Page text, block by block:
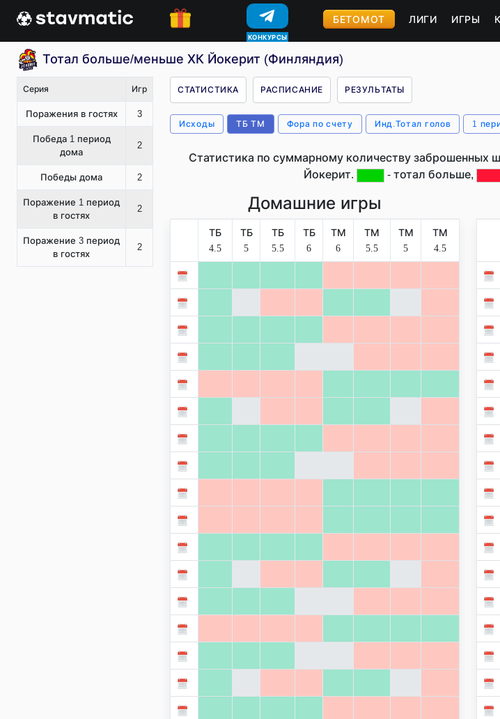
КОНКУРСЫ
БЕТОМОТ ЛИГИ ИГРЫ
Тотал больше/меньше ХК Йокерит (Финляндия)
Серия Игр
Поражения в гостях 3
Победа 1 период
дома
2
Победы дома 2
Поражение 1 период
в гостях
2
Поражение 3 период
в гостях
2
СТАТИСТИКА РАСПИСАНИЕ РЕЗУЛЬТАТЫ
Исходы ТБ ТМ Фора по счету Инд.Тотал голов 1
Статистика по суммарному количеству заброшенных
Йокерит.
- тотал больше,
Домашние игры
ТБ
4.5
ТБ
5
ТБ
5.5
ТБ
6
ТМ
6
ТМ
5.5
ТМ
5
ТМ
4.5